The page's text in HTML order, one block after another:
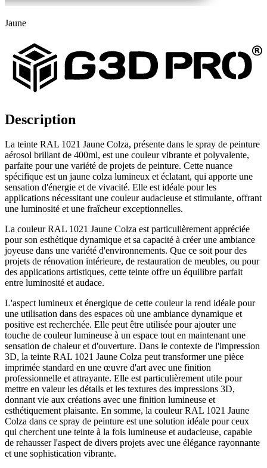
Jaune
Description
La teinte RAL 1021 Jaune Colza, présente dans le spray de peinture
aérosol brillant de 400ml, est une couleur vibrante et polyvalente,
parfaite pour une variété de projets de peinture. Cette nuance
spécifique est un jaune colza lumineux et éclatant, qui apporte une
sensation d'énergie et de vivacité. Elle est idéale pour les
applications nécessitant une couleur audacieuse et stimulante, offrant
une luminosité et une fraîcheur exceptionnelles.
La couleur RAL 1021 Jaune Colza est particulièrement appréciée
pour son esthétique dynamique et sa capacité à créer une ambiance
joyeuse dans une variété d'environnements. Que ce soit pour des
projets de rénovation intérieure, de restauration de meubles, ou pour
des applications artistiques, cette teinte offre un équilibre parfait
entre luminosité et audace.
L'aspect lumineux et énergique de cette couleur la rend idéale pour
une utilisation dans des espaces où une ambiance dynamique et
positive est recherchée. Elle peut être utilisée pour ajouter une
touche de couleur lumineuse à un espace tout en maintenant une
sensation de chaleur et d'ouverture. Dans le contexte de l'impression
3D, la teinte RAL 1021 Jaune Colza peut transformer une pièce
imprimée standard en une œuvre d'art avec une finition
professionnelle et attrayante. Elle est particulièrement utile pour
mettre en valeur les détails et les textures des impressions 3D,
donnant vie aux créations avec une finition lumineuse et
esthétiquement plaisante. En somme, la couleur RAL 1021 Jaune
Colza dans ce spray de peinture est une solution idéale pour ceux
qui cherchent une teinte à la fois lumineuse et audacieuse, capable
de rehausser l'aspect de divers projets avec une élégance rayonnante
et une sophistication vibrante.